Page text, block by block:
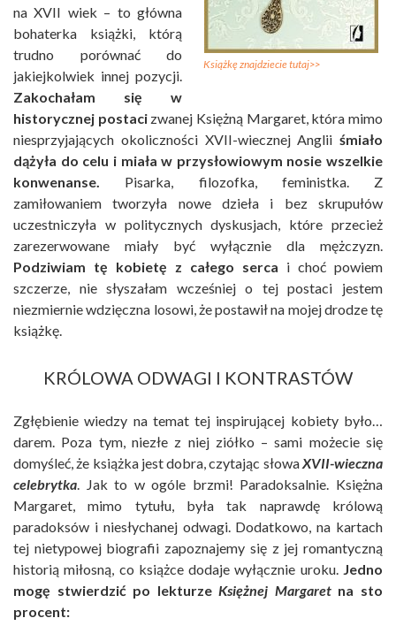
Książkę znajdziecie tutaj>>
na XVII wiek – to główna
bohaterka książki, którą
trudno porównać do
jakiejkolwiek innej pozycji.
Zakochałam się w
historycznej postacizwanej Księżną Margaret, która mimo
niesprzyjających okoliczności XVII-wiecznej Anglii śmiało
dążyła do celu i miała w przysłowiowym nosie wszelkie
konwenanse. Pisarka, filozofka, feministka. Z
zamiłowaniem tworzyła nowe dzieła i bez skrupułów
uczestniczyła w politycznych dyskusjach, które przecież
zarezerwowane miały być wyłącznie dla mężczyzn.
Podziwiam tę kobietę z całego serca i choć powiem
szczerze, nie słyszałam wcześniej o tej postaci jestem
niezmiernie wdzięczna losowi, że postawił na mojej drodze tę
książkę.
KRÓLOWA ODWAGI I KONTRASTÓW
Zgłębienie wiedzy na temat tej inspirującej kobiety było…
darem. Poza tym, niezłe z niej ziółko – sami możecie się
domyśleć, że książka jest dobra, czytając słowaXVII-wieczna
celebrytka. Jak to w ogóle brzmi! Paradoksalnie. Księżna
Margaret, mimo tytułu, była tak naprawdę królową
paradoksów i niesłychanej odwagi. Dodatkowo, na kartach
tej nietypowej biografii zapoznajemy się z jej romantyczną
historią miłosną, co książce dodaje wyłącznie uroku. Jedno
mogę stwierdzić po lekturzeKsiężnej Margaretna sto
procent: